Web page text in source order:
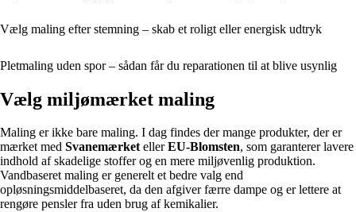
Vælg maling efter stemning – skab et roligt eller energisk udtryk
Pletmaling uden spor – sådan får du reparationen til at blive usynlig
Vælg miljømærket maling
Maling er ikke bare maling. I dag findes der mange produkter, der er
mærket med SvanemærketellerEU-Blomsten, som garanterer lavere
indhold af skadelige stoffer og en mere miljøvenlig produktion.
Vandbaseret maling er generelt et bedre valg end
opløsningsmiddelbaseret, da den afgiver færre dampe og er lettere at
rengøre pensler fra uden brug af kemikalier.